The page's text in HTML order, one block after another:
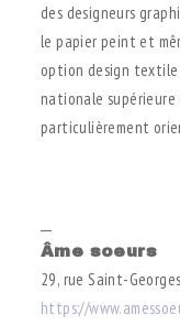
des designeurs
le papier peint et
option design textile
nationale supérieure
particulièrement
Âme soeurs
29, rue Saint-
https://